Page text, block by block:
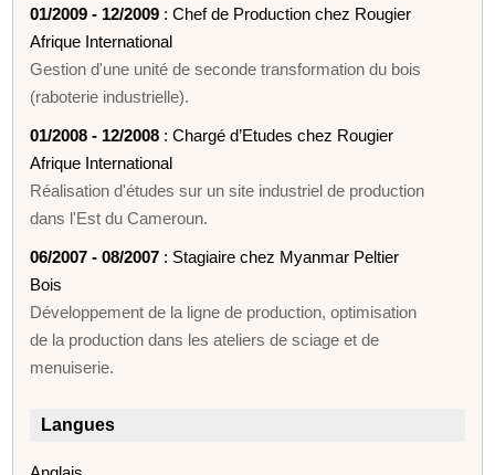
01/2009 - 12/2009 : Chef de Production chez Rougier
Afrique International
Gestion d'une unité de seconde transformation du bois
(raboterie industrielle).
01/2008 - 12/2008 : Chargé d’Etudes chez Rougier
Afrique International
Réalisation d'études sur un site industriel de production
dans l'Est du Cameroun.
06/2007 - 08/2007 : Stagiaire chez Myanmar Peltier
Bois
Développement de la ligne de production, optimisation
de la production dans les ateliers de sciage et de
menuiserie.
Langues